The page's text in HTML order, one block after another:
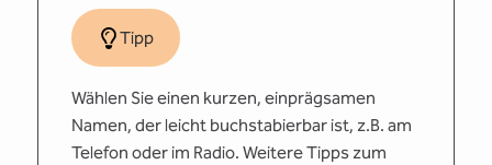
Tipp
Wählen Sie einen kurzen, einprägsamen
Namen, der leicht buchstabierbar ist, z.B. am
Telefon oder im Radio. Weitere Tipps zum